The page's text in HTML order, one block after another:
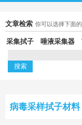
文章检索 你可以选择下面
采集拭子 唾液采集器
病毒采样拭子材料